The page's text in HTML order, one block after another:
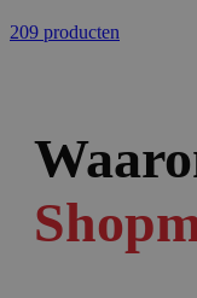
209 producten